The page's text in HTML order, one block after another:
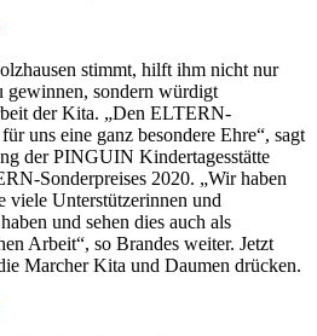
stimmt, hilft ihm nicht nur
gewinnen, sondern würdigt
der Kita. „Den ELTERN-
uns eine ganz besondere Ehre“, sagt
der PINGUIN Kindertagesstätte
Sonderpreises 2020. „Wir haben
viele Unterstützerinnen und
und sehen dies auch als
Arbeit“, so Brandes weiter. Jetzt
Marcher Kita und Daumen drücken.